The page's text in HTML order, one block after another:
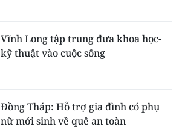
Vĩnh Long tập trung đưa khoa học-
kỹ thuật vào cuộc sống
Đồng Tháp: Hỗ trợ gia đình có phụ
nữ mới sinh về quê an toàn